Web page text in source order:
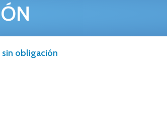
obligación